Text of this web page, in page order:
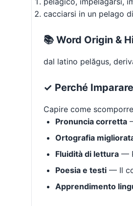
cacciarsi in un pelago
📚 Word Origin &
dal latino pelăgus,
✓ Perché
Capire come scomporre
Pronuncia corretta
Ortografia
Fluidità di lettura —
Poesia e testi — Il
Apprendimento